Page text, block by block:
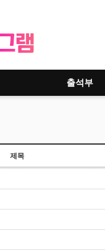
출석부
제목